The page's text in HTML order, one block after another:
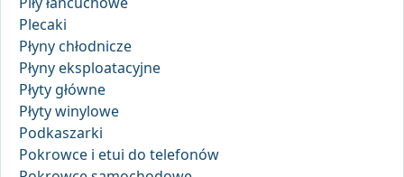
Plecaki
Płyny chłodnicze
Płyny eksploatacyjne
Płyty główne
Płyty winylowe
Podkaszarki
Pokrowce i etui do telefonów